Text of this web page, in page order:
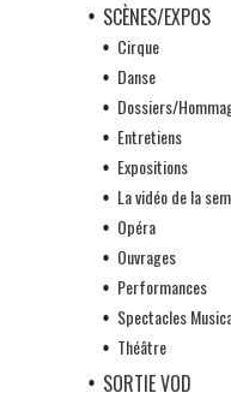
SCÈNES/EXPOS
Cirque
Danse
Dossiers/
Entretiens
Expositions
La vidéo de la
Opéra
Ouvrages
Performances
Spectacles
Théâtre
SORTIE VOD